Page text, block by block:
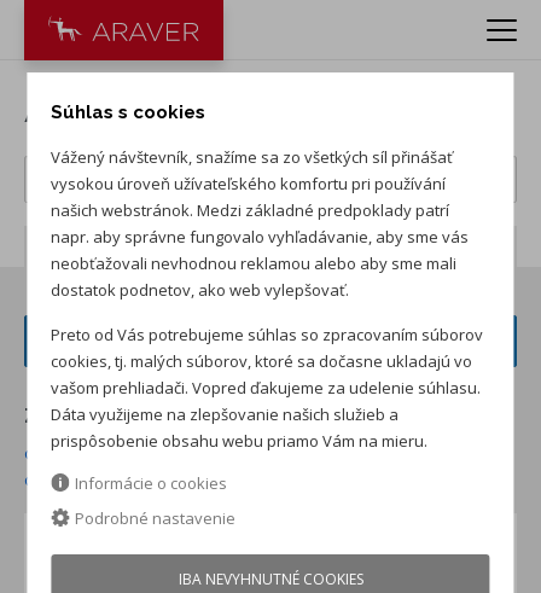
Autá Volkswagen
Počet záznamov: 181
FILTER VOZIDIEL
Zoradiť podľa:
od najnižšej ceny skladom
od najvyššej ceny skladom
od najvyššej zľavy
od najnižšej ceny
VW T-Cross 1.0 TSI R-Line Limited
jazdené auto (rok 2025, 19700 km)
Súhlas s cookies
Vážený návštevník, snažíme sa zo všetkých síl přinášať
vysokou úroveň užívateľského komfortu pri používání
našich webstránok. Medzi základné predpoklady patrí
napr. aby správne fungovalo vyhľadávanie, aby sme vás
neobťažovali nevhodnou reklamou alebo aby sme mali
dostatok podnetov, ako web vylepšovať.
Preto od Vás potrebujeme súhlas so zpracovaním súborov
cookies, tj. malých súborov, ktoré sa dočasne ukladajú vo
vašom prehliadači. Vopred ďakujeme za udelenie súhlasu.
Dáta využijeme na zlepšovanie našich služieb a
prispôsobenie obsahu webu priamo Vám na mieru.
Informácie o cookies
Podrobné nastavenie
IBA NEVYHNUTNÉ COOKIES